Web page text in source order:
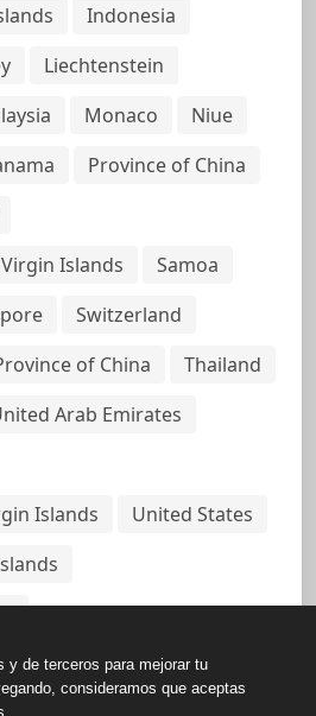
Indonesia
Liechtenstein
Monaco
Niue
Province of China
Islands
Samoa
Switzerland
of China
Thailand
Arab Emirates
Islands
United States
y de terceros para mejorar tu
consideramos que aceptas